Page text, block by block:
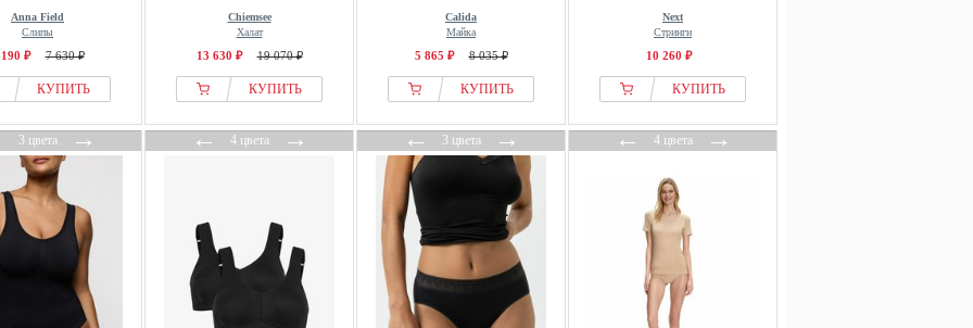
Anna Field
Слипы
₽ 7 630 ₽
КУПИТЬ
Chiemsee
Халат
13 630 ₽ 19 070 ₽
КУПИТЬ
Calida
Майка
5 865 ₽ 8 035 ₽
КУПИТЬ
Next
Стринги
10 260 ₽
КУПИТЬ
3 цвета→ ←4 цвета→ ←3 цвета→ ←4 цвета→